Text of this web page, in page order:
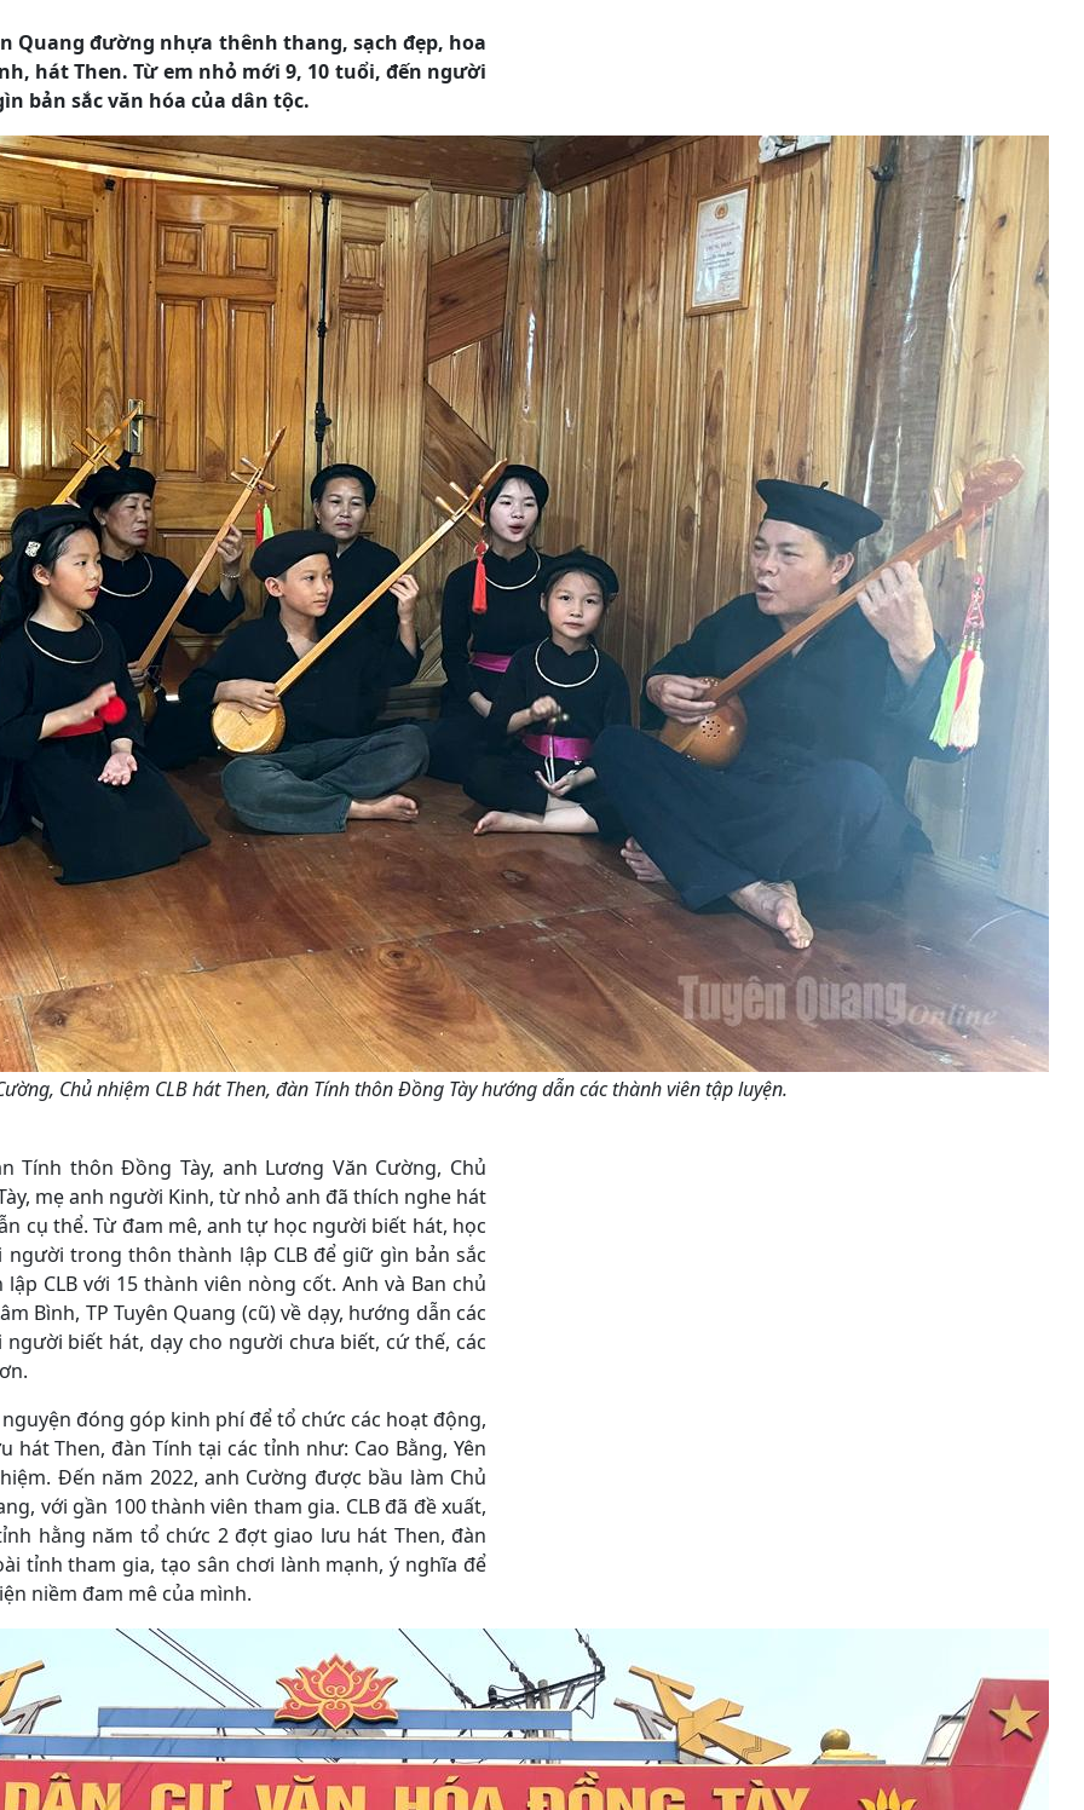
Quang đường nhựa thênh thang, sạch đẹp, hoa
hát Then. Từ em nhỏ mới 9, 10 tuổi, đến người
bản sắc văn hóa của dân tộc.
Chủ nhiệm CLB hát Then, đàn Tính thôn Đồng Tày hướng dẫn các thành viên tập luyện.
Tính thôn Đồng Tày, anh Lương Văn Cường, Chủ
mẹ anh người Kinh, từ nhỏ anh đã thích nghe hát
cụ thể. Từ đam mê, anh tự học người biết hát, học
trong thôn thành lập CLB để giữ gìn bản sắc
CLB với 15 thành viên nòng cốt. Anh và Ban chủ
Bình, TP Tuyên Quang (cũ) về dạy, hướng dẫn các
biết hát, dạy cho người chưa biết, cứ thế, các
đóng góp kinh phí để tổ chức các hoạt động,
Then, đàn Tính tại các tỉnh như: Cao Bằng, Yên
Đến năm 2022, anh Cường được bầu làm Chủ
với gần 100 thành viên tham gia. CLB đã đề xuất,
hằng năm tổ chức 2 đợt giao lưu hát Then, đàn
tỉnh tham gia, tạo sân chơi lành mạnh, ý nghĩa để
niềm đam mê của mình.